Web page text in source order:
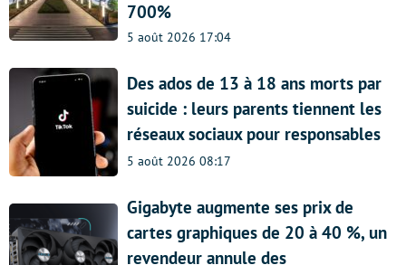
700%
5 août 2026 17:04
Des ados de 13 à 18 ans morts par
suicide : leurs parents tiennent les
réseaux sociaux pour responsables
5 août 2026 08:17
Gigabyte augmente ses prix de
cartes graphiques de 20 à 40 %, un
revendeur annule des